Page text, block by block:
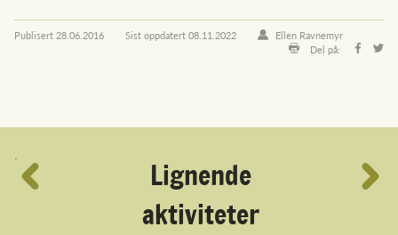
Publisert 28.06.2016 Sist oppdatert08.11.2022
Ellen Ravnemyr
Del på:
´
Lignende
aktiviteter